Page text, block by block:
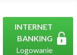
INTERNET
BANKING
Logowanie